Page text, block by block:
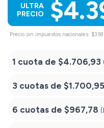
ULTRA
PRECIO
Precio sin impuestos nacionales: $3.981
1 cuota de $4.706,93
3 cuotas de $1.700,95
6 cuotas de $967,78